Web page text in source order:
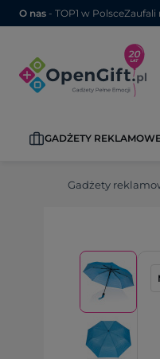
O nas - TOP1 w PolsceZaufali
GADŻETY
Gadżety